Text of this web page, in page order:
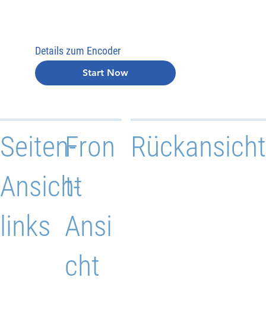
Seiten-
Ansicht
links
Rückansicht
Fron
t-
Ansi
cht
Details zum Encoder
Start Now